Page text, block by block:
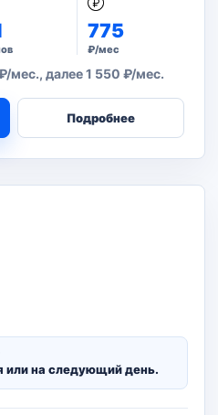
775
₽/мес
мес., далее 1 550 ₽/мес.
Подробнее
или на следующий день.